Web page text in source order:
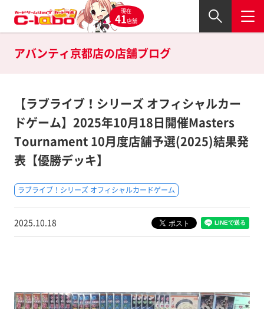
現在
41店舗
アバンティ京都店の店舗ブログ
【ラブライブ！シリーズ オフィシャルカー
ドゲーム】2025年10月18日開催Masters
Tournament 10月度店舗予選(2025)結果発
表【優勝デッキ】
ラブライブ！シリーズ オフィシャルカードゲーム
2025.10.18